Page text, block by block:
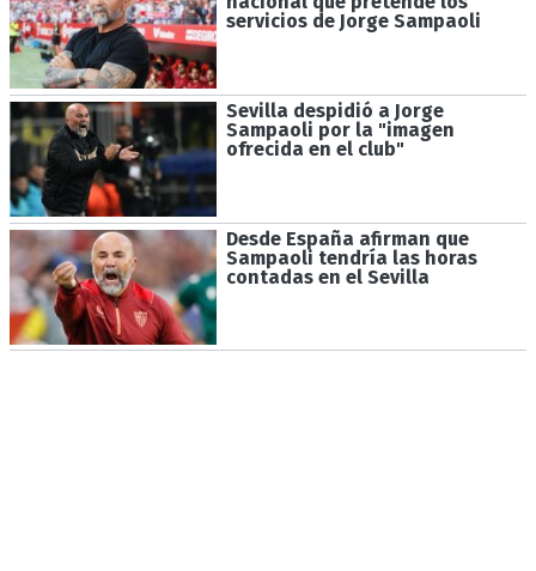
servicios de Jorge Sampaoli
Sevilla despidió a Jorge
Sampaoli por la "imagen
ofrecida en el club"
Desde España afirman que
Sampaoli tendría las horas
contadas en el Sevilla